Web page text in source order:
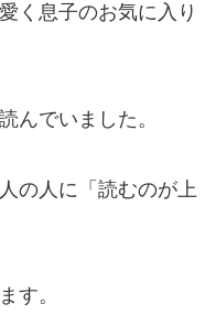
く息子のお気に入り
んでいました。
の人に「読むのが上
す。